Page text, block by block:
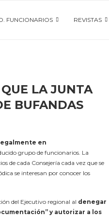
FUNCIONARIOS REVISTAS
LA JUNTA
BUFANDAS
en
grupo de funcionarios. La
de cada Consejería cada vez que se
se interesan por conocer los
del Ejecutivo regional al denegar
y autorizar a los